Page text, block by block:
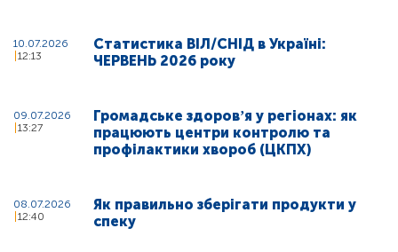
10.07.2026
12:13
Статистика ВІЛ/СНІД в Україні:
ЧЕРВЕНЬ 2026 року
09.07.2026
13:27
Громадське здоровʼя у регіонах: як
працюють центри контролю та
профілактики хвороб (ЦКПХ)
08.07.2026
12:40
Як правильно зберігати продукти у
спеку